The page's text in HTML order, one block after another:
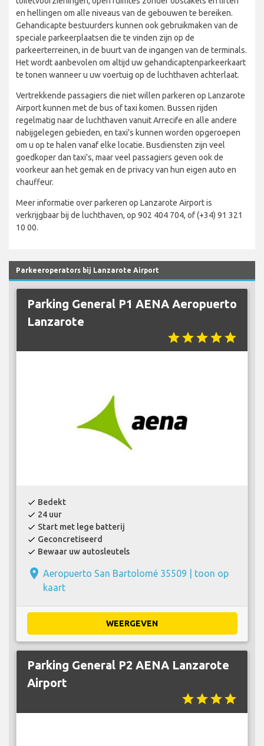
en hellingen om alle niveaus van de gebouwen te bereiken.
Gehandicapte bestuurders kunnen ook gebruikmaken van de
speciale parkeerplaatsen die te vinden zijn op de
parkeerterreinen, in de buurt van de ingangen van de terminals.
Het wordt aanbevolen om altijd uw gehandicaptenparkeerkaart
te tonen wanneer u uw voertuig op de luchthaven achterlaat.
Vertrekkende passagiers die niet willen parkeren op Lanzarote
Airport kunnen met de bus of taxi komen. Bussen rijden
regelmatig naar de luchthaven vanuit Arrecife en alle andere
nabijgelegen gebieden, en taxi's kunnen worden opgeroepen
om u op te halen vanaf elke locatie. Busdiensten zijn veel
goedkoper dan taxi's, maar veel passagiers geven ook de
voorkeur aan het gemak en de privacy van hun eigen auto en
chauffeur.
Meer informatie over parkeren op Lanzarote Airport is
verkrijgbaar bij de luchthaven, op 902 404 704, of (+34) 91 321
10 00.
Parkeeroperators bij Lanzarote Airport
Parking General P1 AENA Aeropuerto
Lanzarote
starstarstarstarstar
check Bedekt
check 24 uur
check Start met lege batterij
check Geconcretiseerd
check Bewaar uw autosleutels
place Aeropuerto San Bartolomé 35509 | toon op
kaart
WEERGEVEN
Parking General P2 AENA Lanzarote
Airport
starstarstarstar